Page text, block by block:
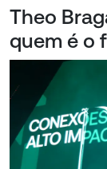
Theo
quem é o